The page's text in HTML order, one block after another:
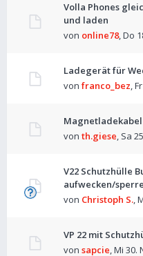
Volla Phones
und laden
von online78,Do
Ladegerät für
von franco_bez,
Magnetladekabel
von th.giese, Sa
V22 Schutzhülle
aufwecken/
von Christoph S.,
VP 22 mit
von sapcie,Mi 30.